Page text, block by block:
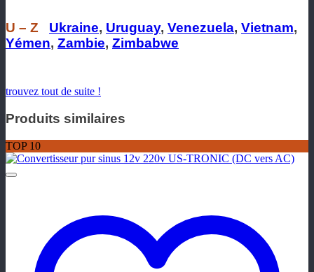
U – Z Ukraine, Uruguay, Venezuela, Vietnam,
Yémen, Zambie, Zimbabwe
trouvez tout de suite !
Produits similaires
TOP 10